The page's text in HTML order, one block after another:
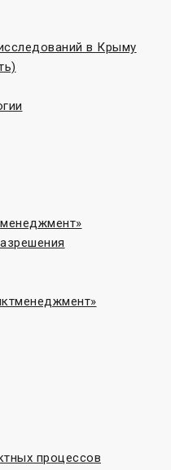
в Крыму
процессов